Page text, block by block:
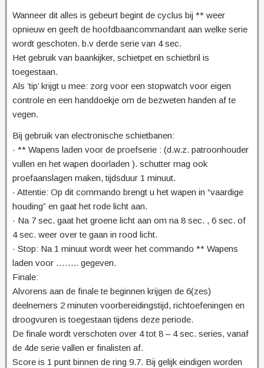
Wanneer dit alles is gebeurt begint de cyclus bij ** weer
opnieuw en geeft de hoofdbaancommandant aan welke serie
wordt geschoten. b.v derde serie van 4 sec.
Het gebruik van baankijker, schietpet en schietbril is
toegestaan.
Als ’tip’ krijgt u mee: zorg voor een stopwatch voor eigen
controle en een handdoekje om de bezweten handen af te
vegen.
Bij gebruik van electronische schietbanen:
· ** Wapens laden voor de proefserie : (d.w.z. patroonhouder
vullen en het wapen doorladen ). schutter mag ook
proefaanslagen maken, tijdsduur 1 minuut.
· Attentie: Op dit commando brengt u het wapen in “vaardige
houding” en gaat het rode licht aan.
· Na 7 sec. gaat het groene licht aan om na 8 sec. , 6 sec. of
4 sec. weer over te gaan in rood licht.
· Stop: Na 1 minuut wordt weer het commando ** Wapens
laden voor …….. gegeven.
Finale:
Alvorens aan de finale te beginnen krijgen de 6(zes)
deelnemers 2 minuten voorbereidingstijd, richtoefeningen en
droogvuren is toegestaan tijdens deze periode.
De finale wordt verschoten over 4 tot 8 – 4 sec. series, vanaf
de 4de serie vallen er finalisten af.
Score is 1 punt binnen de ring 9.7. Bij gelijk eindigen worden